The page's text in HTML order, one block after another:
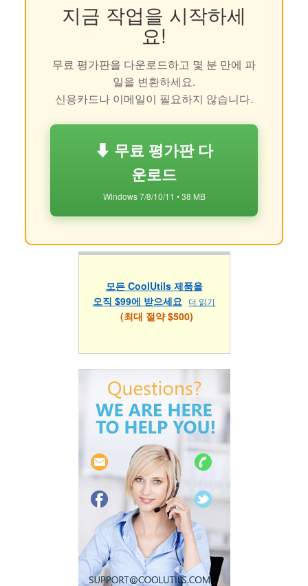
지금 작업을 시작하세
요!
무료 평가판을 다운로드하고 몇 분 만에 파
일을 변환하세요.
신용카드나 이메일이 필요하지 않습니다.
⬇ 무료 평가판 다
운로드
Windows 7/8/10/11 • 38 MB
모든 CoolUtils 제품을
오직 $99에 받으세요
더 읽기
(최대 절약 $500)